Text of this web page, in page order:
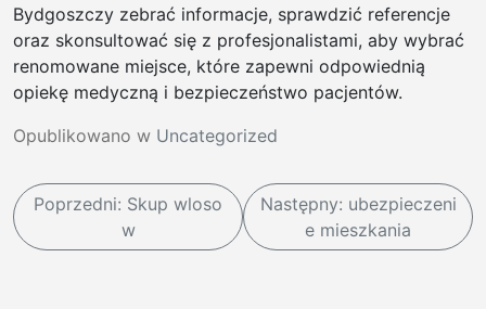
Bydgoszczy zebrać informacje, sprawdzić referencje
oraz skonsultować się z profesjonalistami, aby wybrać
renomowane miejsce, które zapewni odpowiednią
opiekę medyczną i bezpieczeństwo pacjentów.
Opublikowano w Uncategorized
N
a
Poprzedni: Skup wloso
w
Następny: ubezpieczeni
e mieszkania